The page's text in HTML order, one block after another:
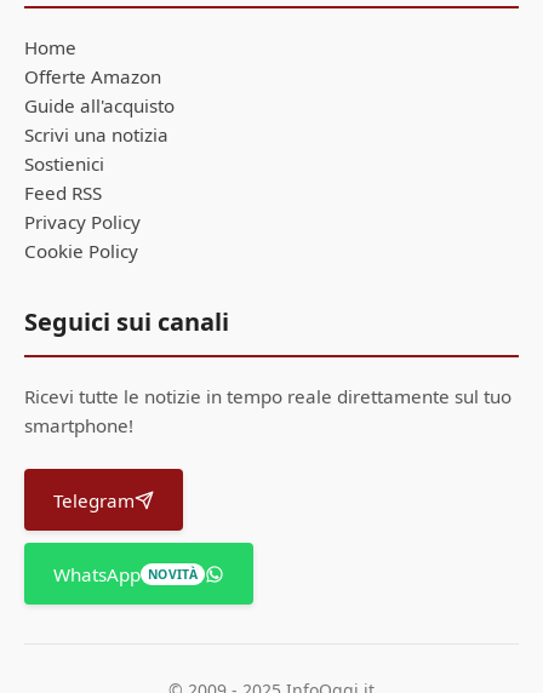
Home
Offerte Amazon
Guide all'acquisto
Scrivi una notizia
Sostienici
Feed RSS
Privacy Policy
Cookie Policy
Seguici sui canali
Ricevi tutte le notizie in tempo reale direttamente sul tuo
smartphone!
Telegram
WhatsApp NOVITÀ